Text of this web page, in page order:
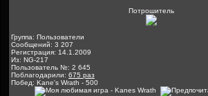
Потрошитель
Группа: Пользователи
Сообщений: 3 207
Регистрация: 14.1.2009
Из: NG-217
Пользователь №: 2 645
Поблагодарили: 675 раз
Побед: Kane's Wrath - 500